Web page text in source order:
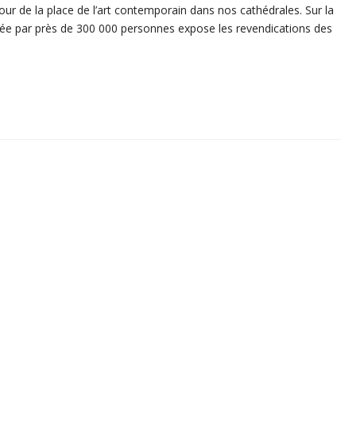
de la place de l’art contemporain dans nos cathédrales. Sur la
par près de 300 000 personnes expose les revendications des